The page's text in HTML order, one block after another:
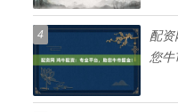
4
配
您牛